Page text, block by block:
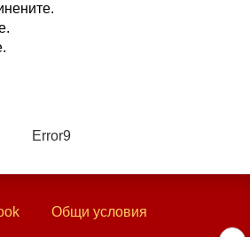
Error9
Общи условия